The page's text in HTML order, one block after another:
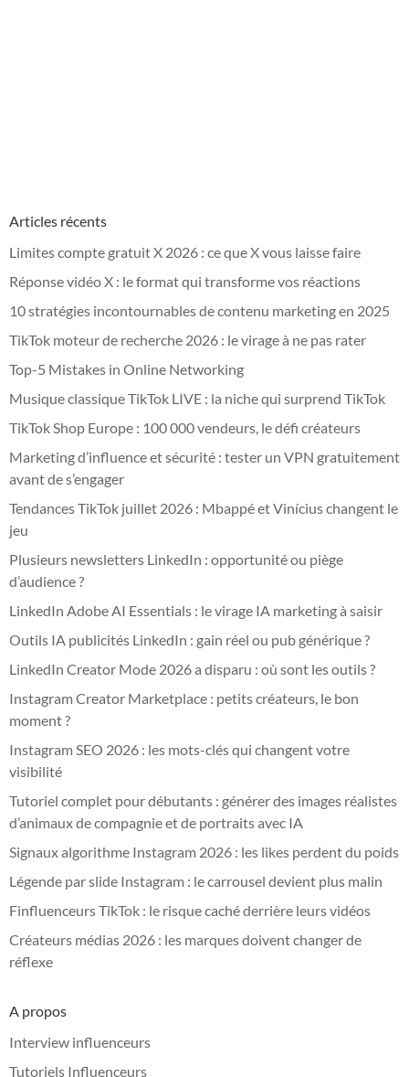
Articles récents
Limites compte gratuit X 2026 : ce que X vous laisse faire
Réponse vidéo X : le format qui transforme vos réactions
10 stratégies incontournables de contenu marketing en 2025
TikTok moteur de recherche 2026 : le virage à ne pas rater
Top-5 Mistakes in Online Networking
Musique classique TikTok LIVE : la niche qui surprend TikTok
TikTok Shop Europe : 100 000 vendeurs, le défi créateurs
Marketing d’influence et sécurité : tester un VPN gratuitement
avant de s’engager
Tendances TikTok juillet 2026 : Mbappé et Vinícius changent le
jeu
Plusieurs newsletters LinkedIn : opportunité ou piège
d’audience ?
LinkedIn Adobe AI Essentials : le virage IA marketing à saisir
Outils IA publicités LinkedIn : gain réel ou pub générique ?
LinkedIn Creator Mode 2026 a disparu : où sont les outils ?
Instagram Creator Marketplace : petits créateurs, le bon
moment ?
Instagram SEO 2026 : les mots-clés qui changent votre
visibilité
Tutoriel complet pour débutants : générer des images réalistes
d’animaux de compagnie et de portraits avec IA
Signaux algorithme Instagram 2026 : les likes perdent du poids
Légende par slide Instagram : le carrousel devient plus malin
Finfluenceurs TikTok : le risque caché derrière leurs vidéos
Créateurs médias 2026 : les marques doivent changer de
réflexe
A propos
Interview influenceurs
Tutoriels Influenceurs